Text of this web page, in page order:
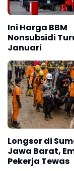
Ini Harga BBM
Nonsubsidi
Januari
Longsor di
Jawa Barat,
Pekerja Tewas